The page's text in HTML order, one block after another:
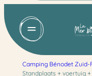
naar
de
inhoud
Camping Bénodet Zuid-
Standplaats + voertuig